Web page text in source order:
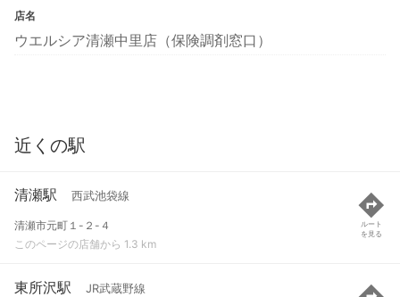
店名
ウエルシア清瀬中里店（保険調剤窓口）
近くの駅
清瀬駅 西武池袋線
清瀬市元町１-２-４
このページの店舗から 1.3 km
ルート
を見る
東所沢駅 JR武蔵野線